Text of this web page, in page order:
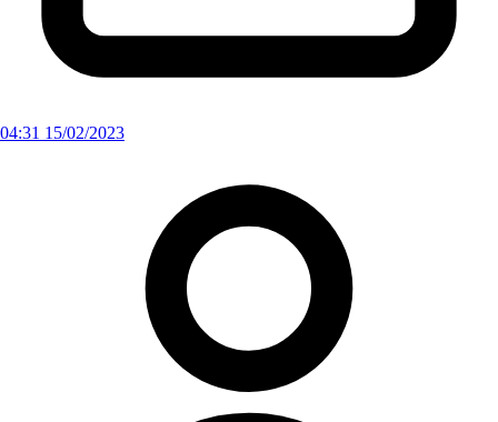
04:31 15/02/2023